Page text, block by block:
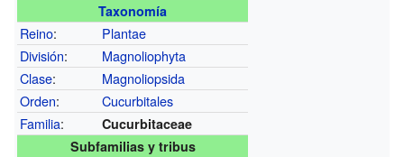
Taxonomía
Reino:
Plantae
División:
Magnoliophyta
Clase:
Magnoliopsida
Orden:
Cucurbitales
Familia:
Cucurbitaceae
Subfamilias y tribus